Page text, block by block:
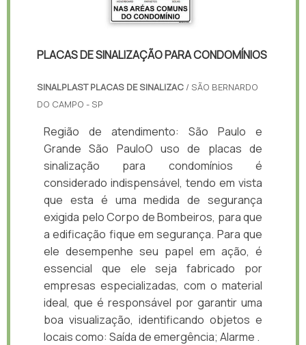
PLACAS DE SINALIZAÇÃO PARA CONDOMÍNIOS
SINALPLAST PLACAS DE SINALIZAC / SÃO BERNARDO
DO CAMPO - SP
Região de atendimento: São Paulo e
Grande São PauloO uso de placas de
sinalização para condomínios é
considerado indispensável, tendo em vista
que esta é uma medida de segurança
exigida pelo Corpo de Bombeiros, para que
a edificação fique em segurança. Para que
ele desempenhe seu papel em ação, é
essencial que ele seja fabricado por
empresas especializadas, com o material
ideal, que é responsável por garantir uma
boa visualização, identificando objetos e
locais como: Saída de emergência; Alarme .